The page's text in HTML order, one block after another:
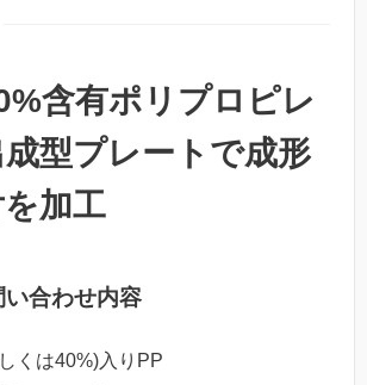
含有ポリプロピレ
型プレートで成形
加工
合わせ内容
くは40%)入りPP